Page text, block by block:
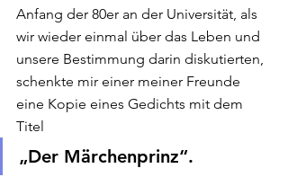
Anfang der 80er an der Universität, als
wir wieder einmal über das Leben und
unsere Bestimmung darin diskutierten,
schenkte mir einer meiner Freunde
eine Kopie eines Gedichts mit dem
Titel
„Der Märchenprinz“.